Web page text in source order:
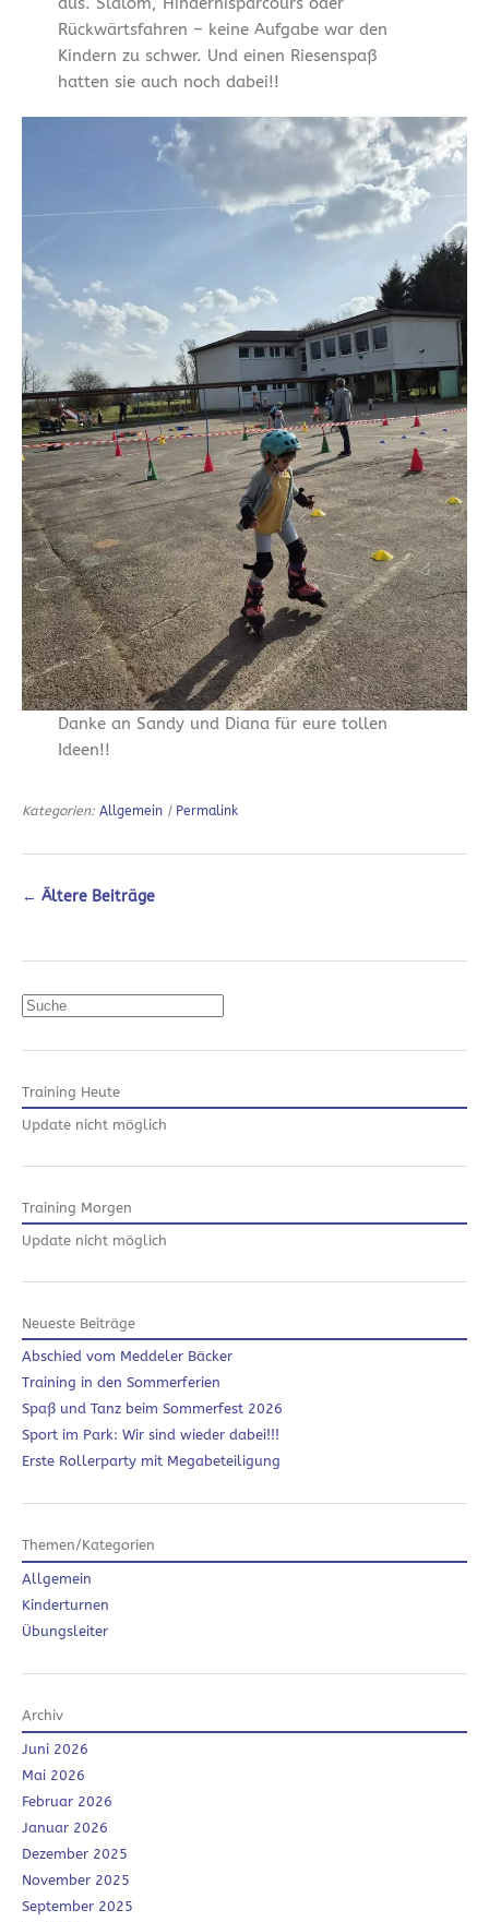
Rückwärtsfahren – keine Aufgabe war den
Kindern zu schwer. Und einen Riesenspaß
hatten sie auch noch dabei!!
Danke an Sandy und Diana für eure tollen
Ideen!!
Kategorien: Allgemein | Permalink
← Ältere Beiträge
Suchen
Training Heute
Update nicht möglich
Training Morgen
Update nicht möglich
Neueste Beiträge
Abschied vom Meddeler Bäcker
Training in den Sommerferien
Spaß und Tanz beim Sommerfest 2026
Sport im Park: Wir sind wieder dabei!!!
Erste Rollerparty mit Megabeteiligung
Themen/Kategorien
Allgemein
Kinderturnen
Übungsleiter
Archiv
Juni 2026
Mai 2026
Februar 2026
Januar 2026
Dezember 2025
November 2025
September 2025